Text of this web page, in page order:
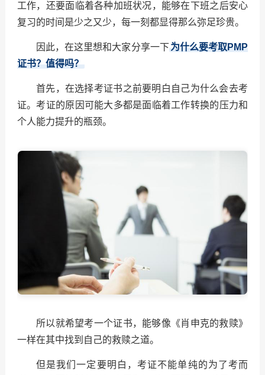
工作，还要面临着各种加班状况，能够在下班之后安心
复习的时间是少之又少，每一刻都显得那么弥足珍贵。
因此，在这里想和大家分享一下为什么要考取PMP
证书？值得吗？
首先，在选择考证书之前要明白自己为什么会去考
证。考证的原因可能大多都是面临着工作转换的压力和
个人能力提升的瓶颈。
所以就希望考一个证书，能够像《肖申克的救赎》
一样在其中找到自己的救赎之道。
但是我们一定要明白，考证不能单纯的为了考而